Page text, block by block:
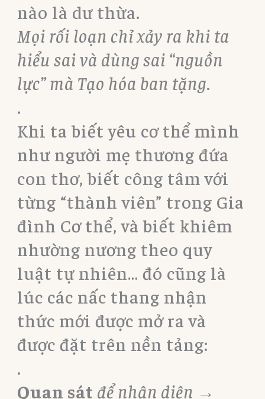
nào là dư thừa.
Mọi rối loạn chỉ xảy ra khi ta
hiểu sai và dùng sai “nguồn
lực” mà Tạo hóa ban tặng.
.
Khi ta biết yêu cơ thể mình
như người mẹ thương đứa
con thơ, biết công tâm với
từng “thành viên” trong Gia
đình Cơ thể, và biết khiêm
nhường nương theo quy
luật tự nhiên… đó cũng là
lúc các nấc thang nhận
thức mới được mở ra và
được đặt trên nền tảng:
.
Quan sát để nhận diện →